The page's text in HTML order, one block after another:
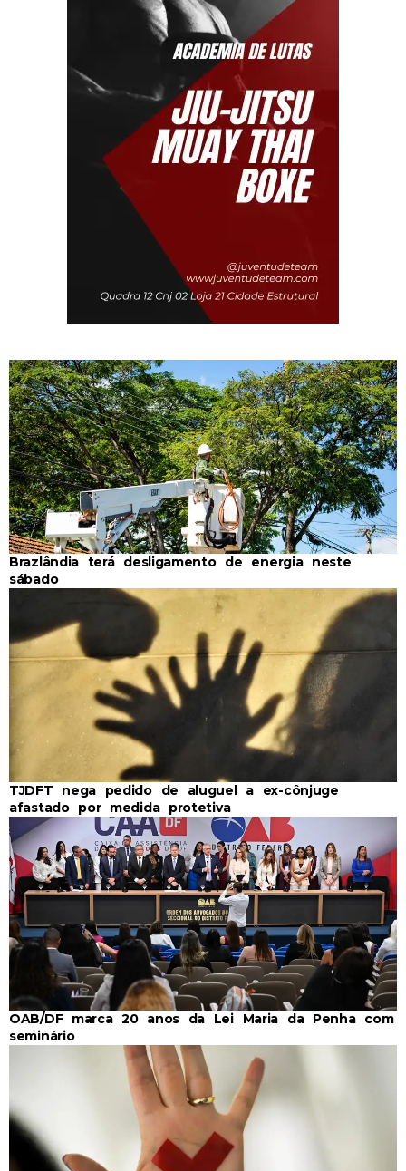
Brazlândia terá desligamento de energia neste
sábado
TJDFT nega pedido de aluguel a ex-cônjuge
afastado por medida protetiva
OAB/DF marca 20 anos da Lei Maria da Penha com
seminário